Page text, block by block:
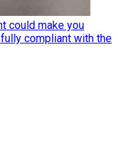
could make you
compliant with the